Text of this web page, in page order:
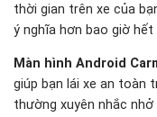
thời gian trên xe của
ý nghĩa hơn bao giờ hết
Màn hình Android
giúp bạn lái xe an toàn
thường xuyên nhắc